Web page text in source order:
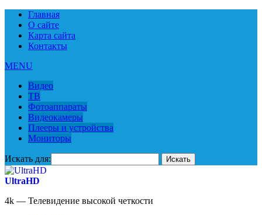
Главная
О сайте
Карта сайта
Контакты
MENU
Видео
ТВ
Фотоаппараты
Видеокамеры
Плееры и устройства
Мониторы
Искать для:
UltraHD
4k — Телевидение высокой четкости